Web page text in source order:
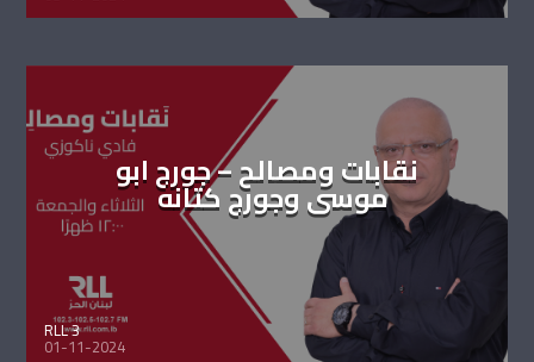
نقابات ومصالح – جورج ابو
موسى وجورج كتانه
RLL 3
01-11-2024